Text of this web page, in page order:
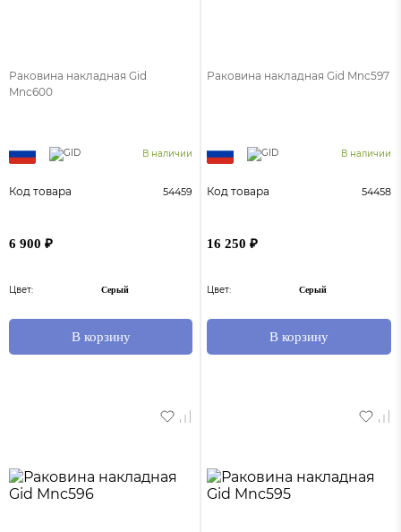
Раковина накладная Gid
Mnc600
В наличии
Код товара 54459
6 900 ₽
Цвет: Серый
В корзину
Раковина накладная Gid Mnc597
В наличии
Код товара 54458
16 250 ₽
Цвет: Серый
В корзину